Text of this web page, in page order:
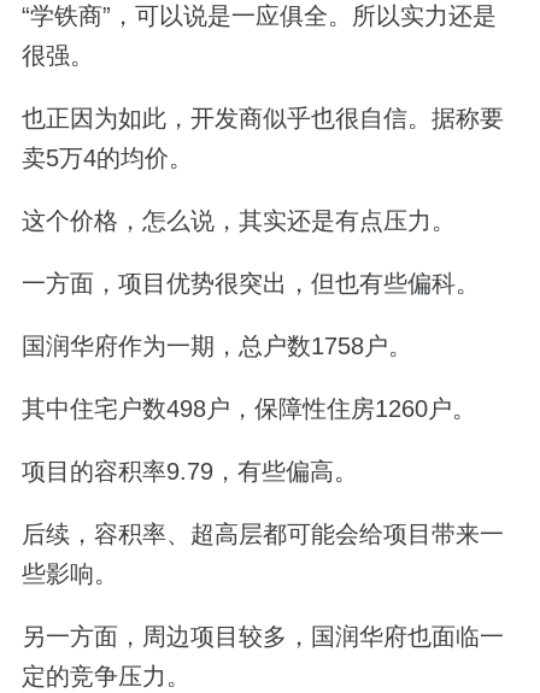
“学铁商”，可以说是一应俱全。所以实力还是
很强。
也正因为如此，开发商似乎也很自信。 据称要
卖5万4的均价。
这个价格，怎么说，其实还是有点压力。
一方面，项目优势很突出，但也有些偏科。
国润华府作为一期，总户数1758户。
其中住宅户数498户，保障性住房1260户。
项目的容积率9.79，有些偏高。
后续，容积率、超高层都可能会给项目带来一
些影响。
另一方面，周边项目较多，国润华府也面临一
定的竞争压力。